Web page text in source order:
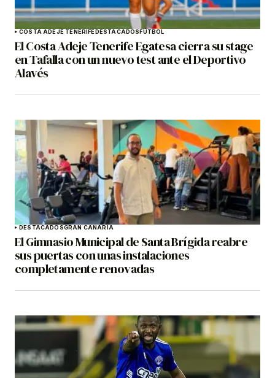
COSTA ADEJE TENERIFEDESTACADOSFÚTBOL
El Costa Adeje Tenerife Egatesa cierra su stage
en Tafalla con un nuevo test ante el Deportivo
Alavés
DESTACADOSGRAN CANARIA
El Gimnasio Municipal de Santa Brígida reabre
sus puertas con unas instalaciones
completamente renovadas